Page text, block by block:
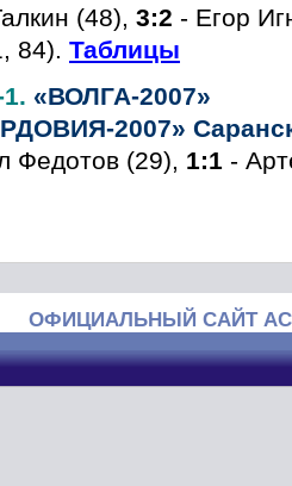
(48), 3:2 - Егор
84). Таблицы
«ВОЛГА-2007»
2007»
Федотов (29), 1:1 -
ОФИЦИАЛЬНЫЙ САЙТ